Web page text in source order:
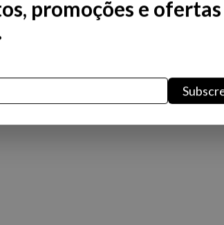
a saber sobre
promoções e ofertas